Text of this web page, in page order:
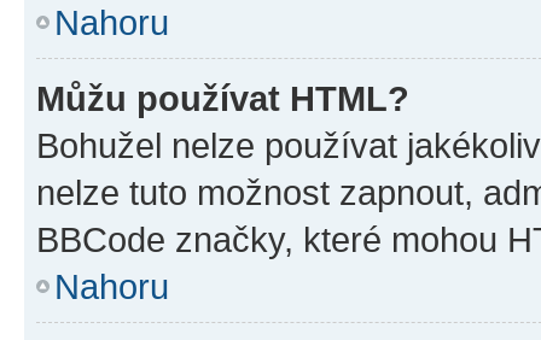
Nahoru
Můžu používat HTML?
Bohužel nelze používat
nelze tuto možnost zapnout,
BBCode značky, které mohou
Nahoru